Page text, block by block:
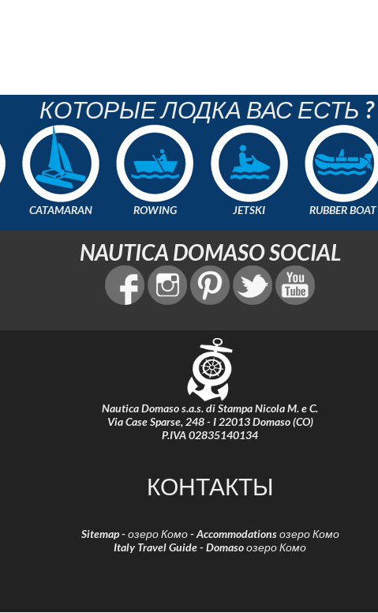
КОТОРЫЕ ЛОДКА ВАС ЕСТЬ ?
CATAMARAN ROWING JETSKI RUBBER BOAT
NAUTICA DOMASO SOCIAL
Nautica Domaso s.a.s. di Stampa Nicola M. e C.
Via Case Sparse, 248 - I 22013 Domaso (CO)
P.IVA 02835140134
КОНТАКТЫ
Sitemap- озеро Комо- Accommodations озеро Комо
Italy Travel Guide- Domaso озеро Комо